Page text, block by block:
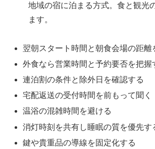
地域の宿に泊まる方式。食と観光
ます。
翌朝スタート時間と朝食会場の距離
外食なら営業時間と予約要否を把握
連泊割の条件と除外日を確認する
宅配返送の受付時間を前もって聞く
温浴の混雑時間を避ける
消灯時刻を共有し睡眠の質を優先す
鍵や貴重品の導線を固定化する